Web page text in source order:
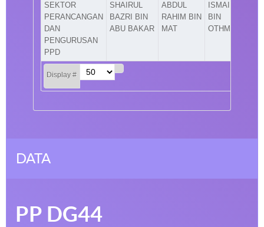
Display #
SEKTOR
PERANCANGAN
DAN
PENGURUSAN
PPD
SHAIRUL
BAZRI BIN
ABU BAKAR
ABDUL
RAHIM BIN
MAT
ISMAIL
BIN
OTHMAN
DATA
PP DG44